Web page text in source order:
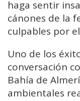
haga sentir
cánones de la
culpables por
Uno de los
conversación
Bahía de
ambientales